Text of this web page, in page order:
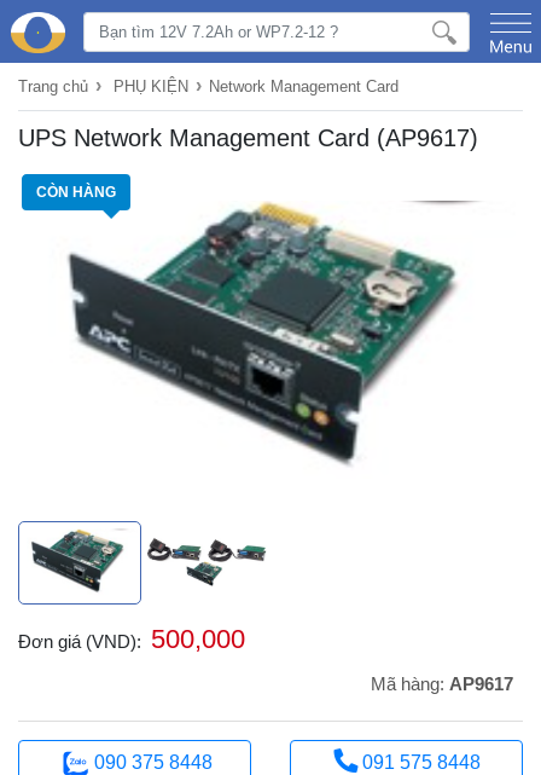
Trang chủ › PHỤ KIỆN › Network Management Card
UPS Network Management Card (AP9617)
CÒN HÀNG
Đơn giá (VND): 500,000
Mã hàng: AP9617
090 375 8448 091 575 8448